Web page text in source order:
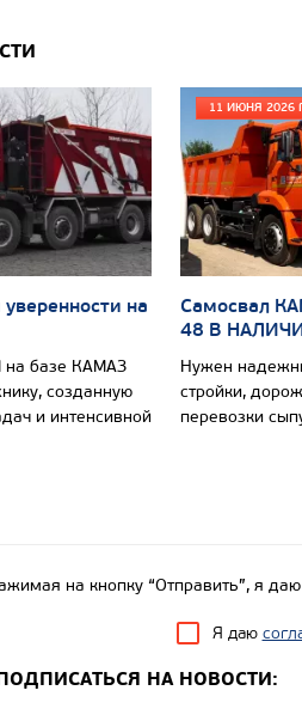
на
базе КАМАЗ
созданную
и интенсивной
11 ИЮНЯ 2026
Самосвал
48 В
Нужен
стройки,
перевозки
на кнопку “Отправить”, я даю
Я даю
НА НОВОСТИ: